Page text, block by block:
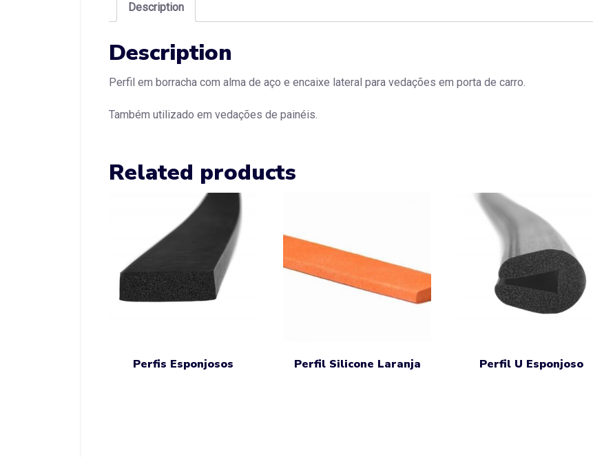
Description
Description
Perfil em borracha com alma de aço e encaixe lateral para vedações em porta de carro.
Também utilizado em vedações de painéis.
Related products
Perfis Esponjosos Perfil Silicone Laranja Perfil U Esponjoso